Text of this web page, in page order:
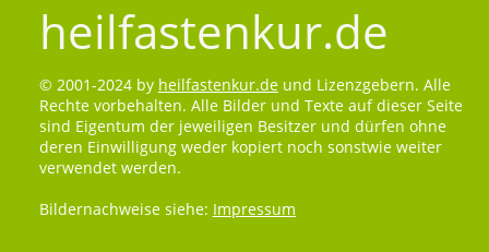
heilfastenkur.de
© 2001-2024 by heilfastenkur.deund Lizenzgebern. Alle
Rechte vorbehalten. Alle Bilder und Texte auf dieser Seite
sind Eigentum der jeweiligen Besitzer und dürfen ohne
deren Einwilligung weder kopiert noch sonstwie weiter
verwendet werden.
Bildernachweise siehe: Impressum